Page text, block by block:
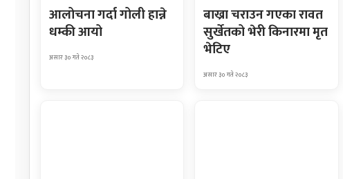
आलोचना गर्दा गोली हान्ने
धम्की आयो
असार ३० गते २०८३
बाख्रा चराउन गएका रावत
सुर्खेतको भेरी किनारमा मृत
भेटिए
असार ३० गते २०८३